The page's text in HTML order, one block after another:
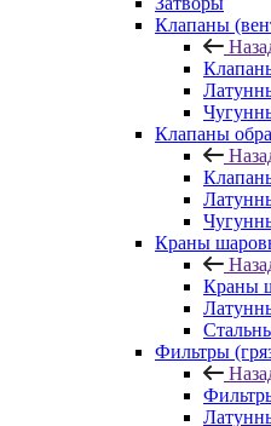
Клапаны
Клапаны
Краны
Краны
Фильтры